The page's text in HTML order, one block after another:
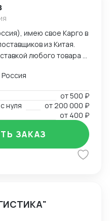
имею свое Карго в
из Китая.
любого товара в
выкуп, валюта, обмен,
Россия
от500 ₽
нуля
от200 000 ₽
от 400 ₽
ЗАКАЗ